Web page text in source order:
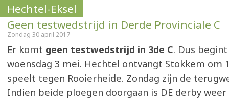
Hechtel-Eksel
Geen testwedstrijd in Derde Provinciale C
Zondag 30 april 2017
Er komt geen testwedstrijd in 3de C. Dus
woensdag 3 mei. Hechtel ontvangt Stokkem om
speelt tegen Rooierheide. Zondag zijn de
Indien beide ploegen doorgaan is DE derby